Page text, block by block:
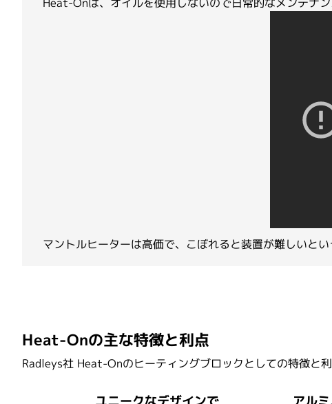
マントルヒーターは高価で、こぼれると装置が難しいと
Heat-Onの主な特徴と利点
Radleys社 Heat-Onのヒーティングブロックとしての特徴と利